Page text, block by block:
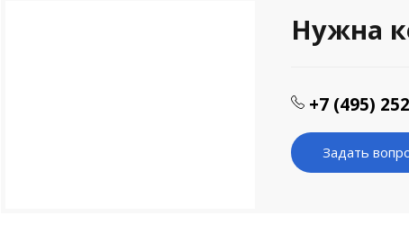
Нужна
+7 (495)
Задать